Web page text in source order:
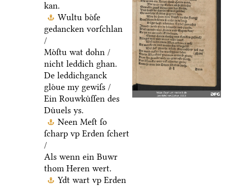
kan.
Wultu boͤſe
gedancken vorſchlan
/
Moͤſtu wat dohn /
nicht leddich ghan.
De leddichganck
gloͤue my gewiſs /
Ein Rouwkuͤſſen des
Duͤuels ys.
Neen Meſt ſo
ſcharp vp Erden ſchert
/
Als wenn ein Buwr
thom Heren wert.
Ydt wart vp Erden